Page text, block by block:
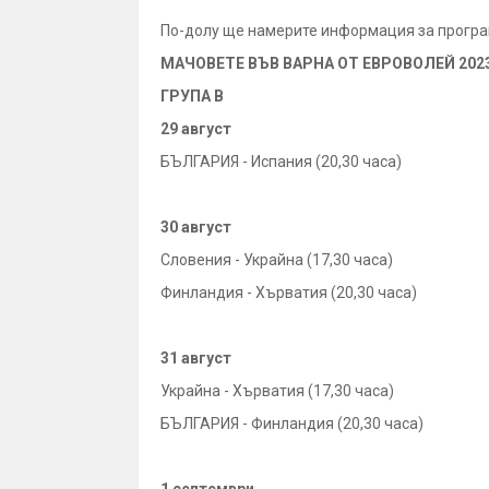
По-долу ще намерите информация за
МАЧОВЕТЕ ВЪВ ВАРНА ОТ ЕВРОВОЛЕЙ
ГРУПА В
29 август
БЪЛГАРИЯ - Испания (20,30 часа)
30 август
Словения - Украйна (17,30 часа)
Финландия - Хърватия (20,30 часа)
31 август
Украйна - Хърватия (17,30 часа)
БЪЛГАРИЯ - Финландия (20,30 часа)